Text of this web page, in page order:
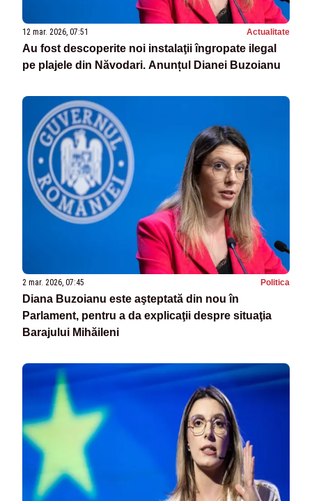
12 mar. 2026, 07:51 Actualitate
Au fost descoperite noi instalaţii îngropate ilegal
pe plajele din Năvodari. Anunțul Dianei Buzoianu
2 mar. 2026, 07:45 Politica
Diana Buzoianu este aşteptată din nou în
Parlament, pentru a da explicaţii despre situaţia
Barajului Mihăileni